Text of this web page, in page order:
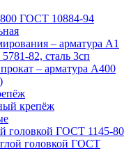
ГОСТ 10884-94
– арматура А1
82, сталь 3сп
– арматура А400
крепёж
головкой ГОСТ 1145-80
головкой ГОСТ